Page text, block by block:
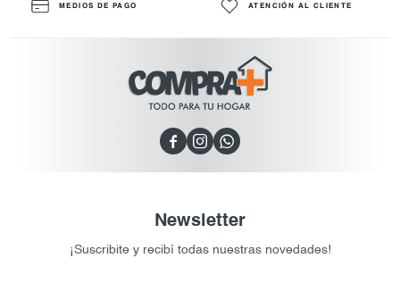
MEDIOS DE PAGO ATENCIÓN AL CLIENTE
  
Newsletter
¡Suscribite y recibí todas nuestras novedades!